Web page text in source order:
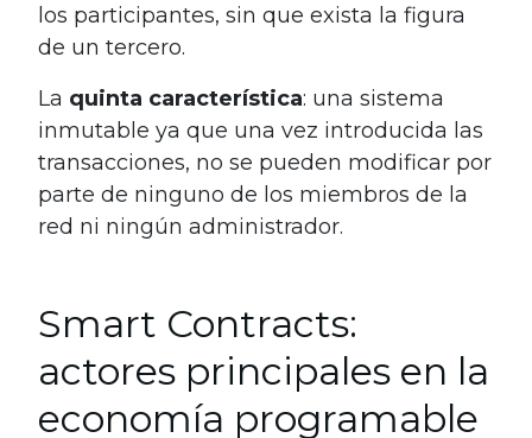
los participantes, sin que exista la figura
de un tercero.
La quinta característica: una sistema
inmutable ya que una vez introducida las
transacciones, no se pueden modificar por
parte de ninguno de los miembros de la
red ni ningún administrador.
Smart Contracts:
actores principales en la
economía programable